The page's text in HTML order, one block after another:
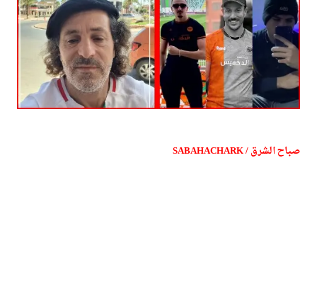
صباح الشرق / SABAHACHARK